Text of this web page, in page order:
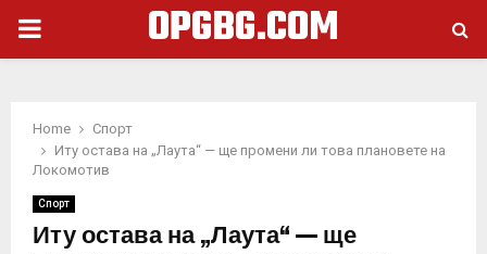
PRIMARY
OPGBG.COM
Home
Спорт
Иту остава на „Лаута“ — ще промени ли това плановете на
Локомотив
Спорт
Иту остава на „Лаута“ — ще